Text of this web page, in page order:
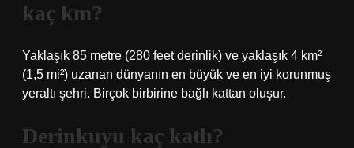
kaç km?
Yaklaşık 85 metre (280 feet derinlik) ve yaklaşık 4 km²
(1,5 mi²) uzanan dünyanın en büyük ve en iyi korunmuş
yeraltı şehri. Birçok birbirine bağlı kattan oluşur.
Derinkuyu kaç katlı?